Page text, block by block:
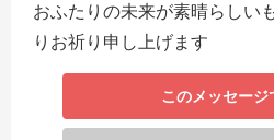
おふたりの未来が素晴らしい
りお祈り申し上げます
このメッセージ